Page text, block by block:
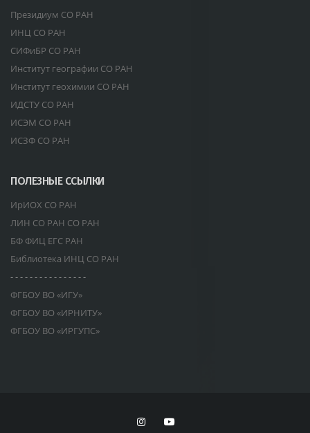
Президиум СО РАН
ИНЦ СО РАН
СИФиБР СО РАН
Институт географии СО РАН
Институт геохимии СО РАН
ИДСТУ СО РАН
ИСЭМ СО РАН
ИСЗФ СО РАН
ПОЛЕЗНЫЕ ССЫЛКИ
ИрИОХ СО РАН
ЛИН СО РАН СО РАН
БФ ФИЦ ЕГС РАН
Библиотека ИНЦ СО РАН
- - - - - - - - - - - - - - - -
ФГБОУ ВО «ИГУ»
ФГБОУ ВО «ИРНИТУ»
ФГБОУ ВО «ИРГУПС»